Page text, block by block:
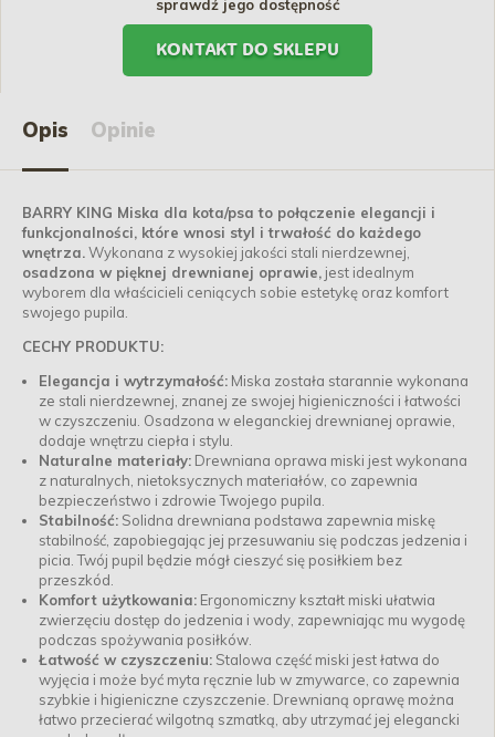
sprawdź jego dostępność
KONTAKT DO SKLEPU
Opis Opinie
BARRY KING Miska dla kota/psa to połączenie elegancji i
funkcjonalności, które wnosi styl i trwałość do każdego
wnętrza.Wykonana z wysokiej jakości stali nierdzewnej,
osadzona w pięknej drewnianej oprawie, jest idealnym
wyborem dla właścicieli ceniących sobie estetykę oraz komfort
swojego pupila.
CECHY PRODUKTU:
Elegancja i wytrzymałość: Miska została starannie wykonana
ze stali nierdzewnej, znanej ze swojej higieniczności i łatwości
w czyszczeniu. Osadzona w eleganckiej drewnianej oprawie,
dodaje wnętrzu ciepła i stylu.
Naturalne materiały: Drewniana oprawa miski jest wykonana
z naturalnych, nietoksycznych materiałów, co zapewnia
bezpieczeństwo i zdrowie Twojego pupila.
Stabilność: Solidna drewniana podstawa zapewnia miskę
stabilność, zapobiegając jej przesuwaniu się podczas jedzenia i
picia. Twój pupil będzie mógł cieszyć się posiłkiem bez
przeszkód.
Komfort użytkowania: Ergonomiczny kształt miski ułatwia
zwierzęciu dostęp do jedzenia i wody, zapewniając mu wygodę
podczas spożywania posiłków.
Łatwość w czyszczeniu: Stalowa część miski jest łatwa do
wyjęcia i może być myta ręcznie lub w zmywarce, co zapewnia
szybkie i higieniczne czyszczenie. Drewnianą oprawę można
łatwo przecierać wilgotną szmatką, aby utrzymać jej elegancki